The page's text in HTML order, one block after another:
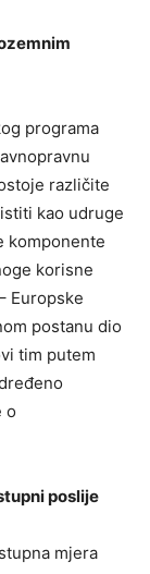
programa
različite
kao udruge
komponente
korisne
Europske
postanu dio
tim putem
o
poslije
mjera